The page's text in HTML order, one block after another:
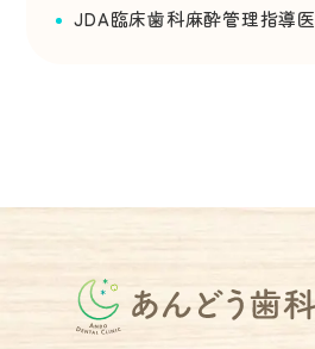
JDA臨床歯科麻酔管理指導医